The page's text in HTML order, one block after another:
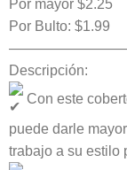
Por mayor $2.25
Por Bulto: $1.99
Descripción:
Con este
puede darle
trabajo a su estilo